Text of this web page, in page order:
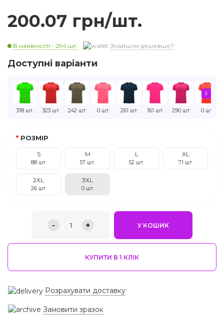
200.07 грн/шт.
В наявності - 294 шт. Знайшли дешевше?
Доступні варіанти
318 шт. 323 шт. 242 шт. 0 шт. 261 шт. 161 шт. 290 шт. 0 шт.
РОЗМІР
S
88 шт.
M
57 шт.
L
52 шт.
XL
71 шт.
2XL
26 шт.
3XL
0 шт.
- 1 + У КОШИК
КУПИТИ В 1 КЛIК
Розрахувати доставку
Замовити зразок